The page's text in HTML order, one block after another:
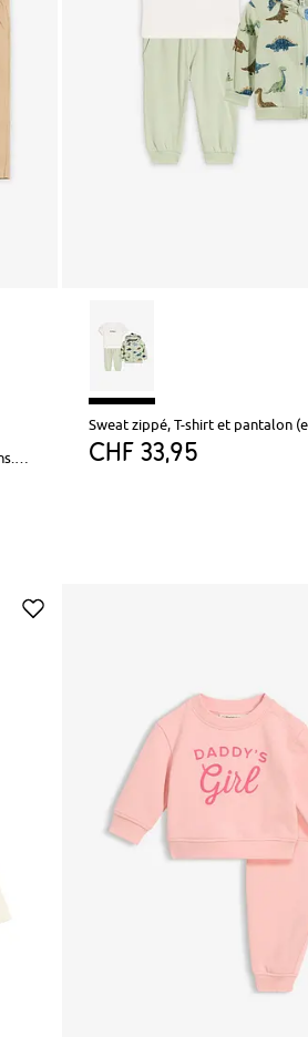
Chemise + veston + pantalon 100% coton (ens. 3 pces)
Sweat zippé, T-shirt et pantalon
CHF 33,95